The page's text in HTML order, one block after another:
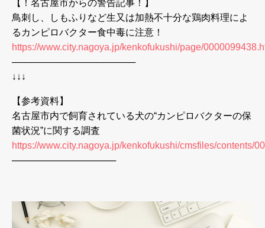
【！名古屋市からの警告記事！】
鳥刺し、しもふりなど生又は加熱不十分な鶏肉料理によ
るカンピロバクター食中毒に注意！
https://www.city.nagoya.jp/kenkofukushi/page/
───────────────────
↓↓↓
【参考資料】
名古屋市内で飼育されている犬の“カンピロバクターの保
菌状況”に関する調査
https://www.city.nagoya.jp/kenkofukushi/cmsfiles/contents/
────────────────